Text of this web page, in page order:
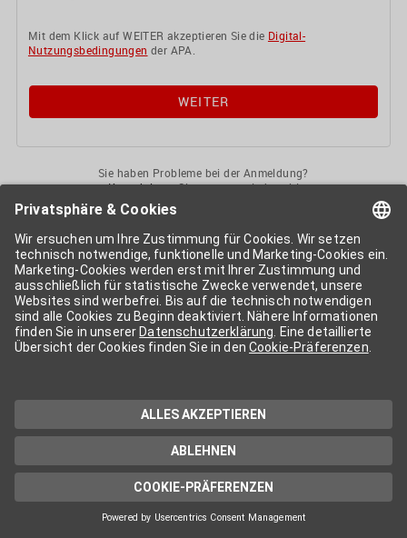
Mit dem Klick auf WEITER akzeptieren Sie die Digital-
Nutzungsbedingungen der APA.
Sie haben Probleme bei der Anmeldung?
KontaktierenSie uns gerne jederzeit!
APA-User
Services der APA-Gruppe. Für die Nutzung der einzelnen Anwendungen
kann eine weitere Freischaltung nötig sein. Kosten fallen nur nach einer
Bestellung und genauer Kosteninformation an.
Wenn nicht anders erwähnt, gelten dieAllgemeinen
Geschäftsbedingungender APA - Austria Presse Agentur.
Die von Ihnen angegebenen Daten werden ausschließlich für die
Zwecke der Demo-Nutzung bzw. des Vertragsverhältnisses genutzt.
Eine darüber hinaus gehende oder andersartige Verwendung ist nur mit
technischen Support stehen wir Ihnen jederzeit gerne zur Verfügung.
Datenschutzerklärung
Cookie-Präferenzen